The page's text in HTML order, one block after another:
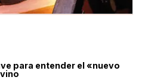
para entender el «nuevo